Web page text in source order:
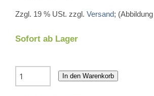
Zzgl. 19 % USt. zzgl. Versand;
Sofort ab Lager
In den Warenkorb